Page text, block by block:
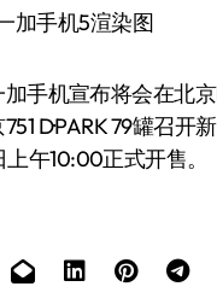
加手机5渲染图
加手机宣布将会在北
D·PARK 79罐召开
午10:00正式开售。